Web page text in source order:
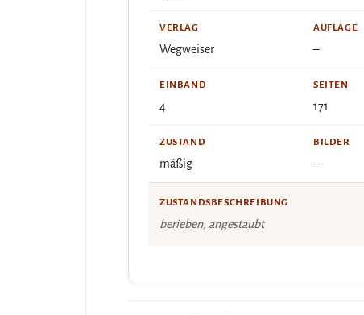
VERLAG
Wegweiser
AUFLAGE
–
EINBAND
4
SEITEN
171
ZUSTAND
mäßig
BILDER
–
ZUSTANDSBESCHREIBUNG
berieben, angestaubt